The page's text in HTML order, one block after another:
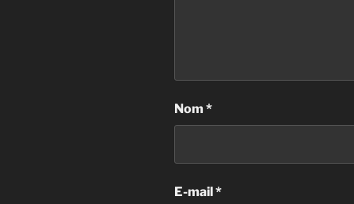
Nom *
E-mail*